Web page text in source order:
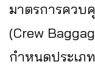
มาตรการควบ
(Crew
กำหนดประเภ